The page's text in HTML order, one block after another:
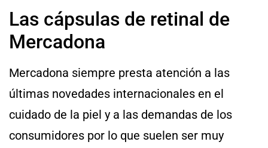
Las cápsulas de retinal de
Mercadona
Mercadona siempre presta atención a las
últimas novedades internacionales en el
cuidado de la piel y a las demandas de los
consumidores por lo que suelen ser muy